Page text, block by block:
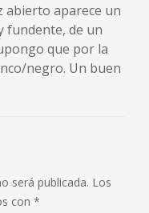
abierto aparece un
fundente, de un
que por la
negro. Un buen
será publicada. Los
con *